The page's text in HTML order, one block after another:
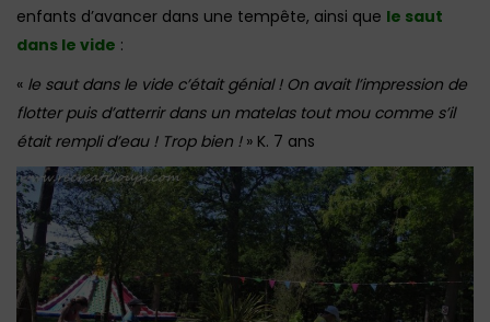
enfants d’avancer dans une tempête, ainsi que le saut
dans le vide :
« le saut dans le vide c’était génial ! On avait l’impression de
flotter puis d’atterrir dans un matelas tout mou comme s’il
était rempli d’eau ! Trop bien !» K. 7 ans